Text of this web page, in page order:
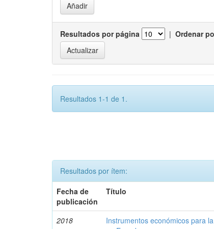
Resultados por página | Ordenar
Resultados 1-1 de 1.
Resultados por ítem:
Fecha de
publicación
Título
2018
Instrumentos económicos para